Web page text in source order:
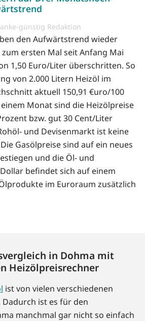
günstig Redaktion
den Aufwärtstrend wieder
ersten Mal seit Anfang Mai
1,50 Euro/Liter überschritten. So
von 2.000 Litern Heizöl im
aktuell 150,91 €uro/100
Monat sind die Heizölpreise
bzw. gut 30 Cent/Liter
und Devisenmarkt ist keine
Gasölpreise sind auf ein neues
und die Öl- und
befindet sich auf einem
im Euroraum zusätzlich
in Dohma mit
Heizölpreisrechner
ist von vielen verschiedenen
ist es für den
manchmal gar nicht so einfach